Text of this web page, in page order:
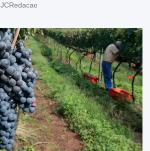
JCRedacao